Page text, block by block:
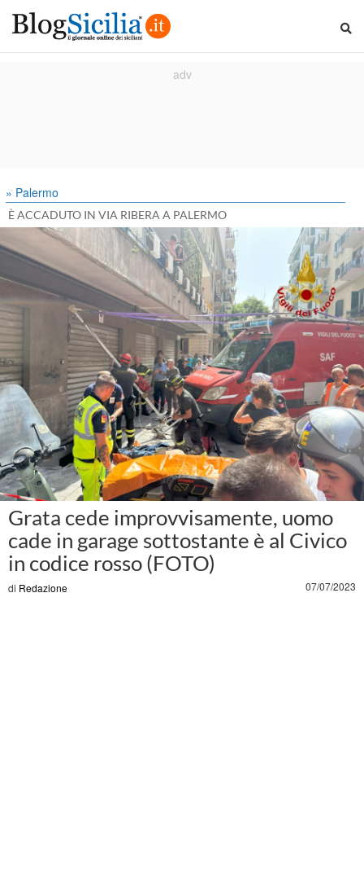
» Palermo
È ACCADUTO IN VIA RIBERA A PALERMO
Grata cede improvvisamente, uomo
cade in garage sottostante è al Civico
in codice rosso (FOTO)
di Redazione 07/07/2023